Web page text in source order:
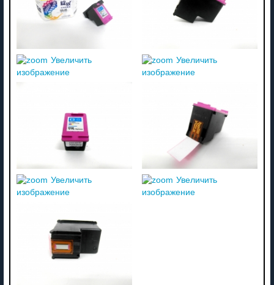
Увеличить
изображение
Увеличить
изображение
Увеличить
изображение
Увеличить
изображение